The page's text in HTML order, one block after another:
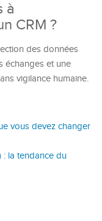
à
CRM ?
des données
échanges et une
vigilance humaine.
vous devez changer
: la tendance du